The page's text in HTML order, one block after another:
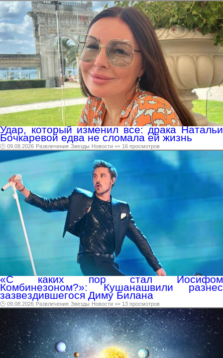
Удар, который изменил все: драка Натальи
Бочкаревой едва не сломала ей жизнь
🕑 09.08.2026 Развлечения Звезды Новости 👀 16 просмотров
«С каких пор стал Иосифом
Комбинезоном?»: Кушанашвили разнес
зазвездившегося Диму Билана
🕑 09.08.2026 Развлечения Звезды Новости 👀 13 просмотров